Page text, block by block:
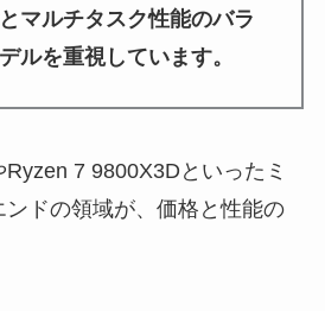
マルチタスク性能のバラ
ルを重視しています。
7 9800X3Dといったミ
ンドの領域が、価格と性能の